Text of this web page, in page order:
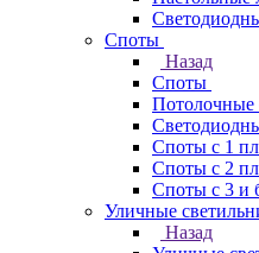
Споты
Назад
Споты
Потолочные
Споты с 1
Споты с 2
Споты с 3 и
Уличные
Назад